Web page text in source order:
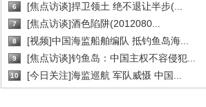
6 [焦点访谈]捍卫领土 绝不退让半步(...
7 [焦点访谈]酒色陷阱(2012080...
8 [视频]中国海监船舶编队 抵钓鱼岛海...
9 [焦点访谈]钓鱼岛：中国主权不容侵犯...
10 [今日关注]海监巡航 军队威慑 中国...